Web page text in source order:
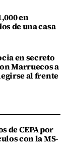
en
de una casa
en secreto
Marruecos a
al frente
de CEPA por
con la MS-